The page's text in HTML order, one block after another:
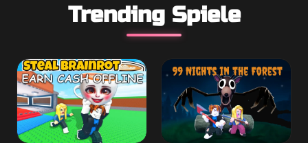
Trending Spiele